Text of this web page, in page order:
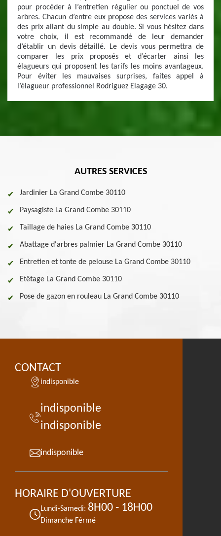
pour procéder à l’entretien régulier ou ponctuel de vos
arbres. Chacun d’entre eux propose des services variés à
des prix allant du simple au double. Si vous hésitez dans
votre choix, il est recommandé de leur demander
d’établir un devis détaillé. Le devis vous permettra de
comparer les prix proposés et d’écarter ainsi les
élagueurs qui proposent les tarifs les moins avantageux.
Pour éviter les mauvaises surprises, faites appel à
l’élagueur professionnel Rodriguez Elagage 30.
AUTRES SERVICES
Jardinier La Grand Combe 30110
Paysagiste La Grand Combe 30110
Taillage de haies La Grand Combe 30110
Abattage d'arbres palmier La Grand Combe 30110
Entretien et tonte de pelouse La Grand Combe 30110
Etêtage La Grand Combe 30110
Pose de gazon en rouleau La Grand Combe 30110
CONTACT
indisponible
indisponible
indisponible
indisponible
HORAIRE D'OUVERTURE
Lundi-Samedi: 8H00 - 18H00
Dimanche Férmé